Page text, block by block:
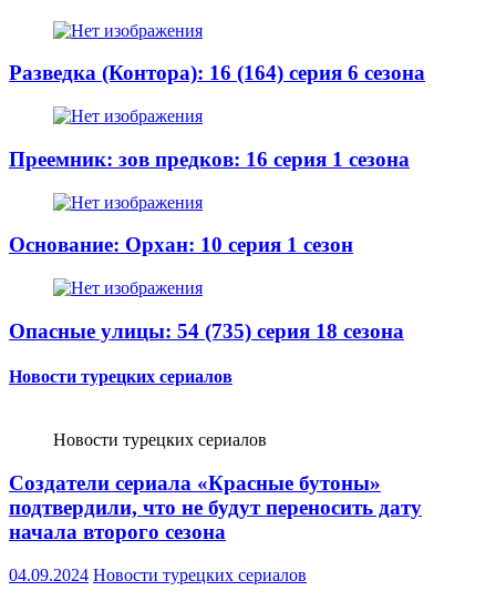
Разведка (Контора): 16 (164) серия 6 сезона
Преемник: зов предков: 16 серия 1 сезона
Основание: Орхан: 10 серия 1 сезон
Опасные улицы: 54 (735) серия 18 сезона
Новости турецких сериалов
Новости турецких сериалов
Создатели сериала «Красные бутоны»
подтвердили, что не будут переносить дату
начала второго сезона
04.09.2024 Новости турецких сериалов